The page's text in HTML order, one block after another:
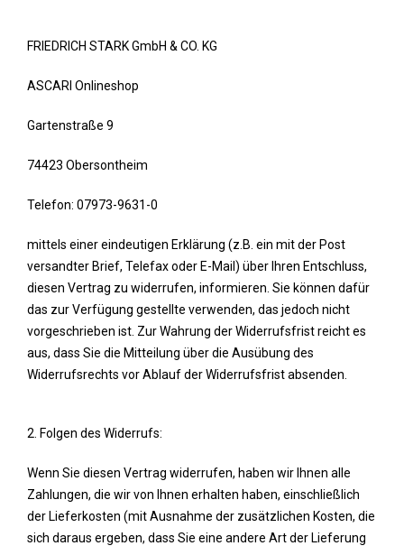
FRIEDRICH STARK GmbH & CO. KG
ASCARI Onlineshop
Gartenstraße 9
74423 Obersontheim
Telefon: 07973-9631-0
mittels einer eindeutigen Erklärung (z.B. ein mit der Post
versandter Brief, Telefax oder E-Mail) über Ihren Entschluss,
diesen Vertrag zu widerrufen, informieren. Sie können dafür
das zur Verfügung gestellte verwenden, das jedoch nicht
vorgeschrieben ist. Zur Wahrung der Widerrufsfrist reicht es
aus, dass Sie die Mitteilung über die Ausübung des
Widerrufsrechts vor Ablauf der Widerrufsfrist absenden.
2. Folgen des Widerrufs:
Wenn Sie diesen Vertrag widerrufen, haben wir Ihnen alle
Zahlungen, die wir von Ihnen erhalten haben, einschließlich
der Lieferkosten (mit Ausnahme der zusätzlichen Kosten, die
sich daraus ergeben, dass Sie eine andere Art der Lieferung